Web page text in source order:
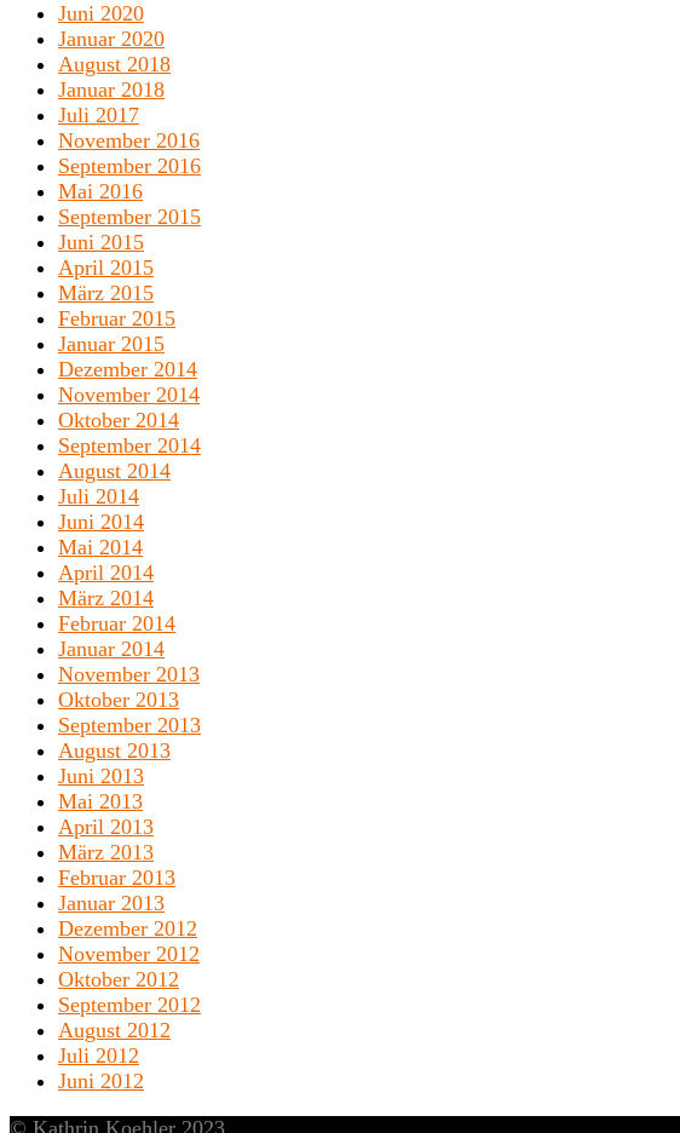
Juni 2020
Januar 2020
August 2018
Januar 2018
Juli 2017
November 2016
September 2016
Mai 2016
September 2015
Juni 2015
April 2015
März 2015
Februar 2015
Januar 2015
Dezember 2014
November 2014
Oktober 2014
September 2014
August 2014
Juli 2014
Juni 2014
Mai 2014
April 2014
März 2014
Februar 2014
Januar 2014
November 2013
Oktober 2013
September 2013
August 2013
Juni 2013
Mai 2013
April 2013
März 2013
Februar 2013
Januar 2013
Dezember 2012
November 2012
Oktober 2012
September 2012
August 2012
Juli 2012
Juni 2012